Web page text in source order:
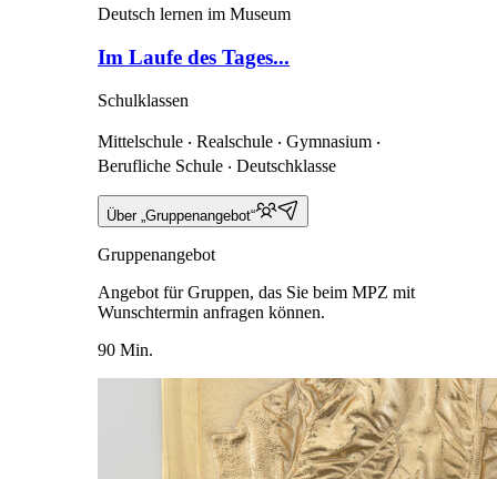
Deutsch lernen im Museum
Im Laufe des Tages...
Schulklassen
Mittelschule ‧ Realschule ‧ Gymnasium ‧
Berufliche Schule ‧ Deutschklasse
Über „Gruppenangebot“
Gruppenangebot
Angebot für Gruppen, das Sie beim MPZ mit
Wunschtermin anfragen können.
90 Min.